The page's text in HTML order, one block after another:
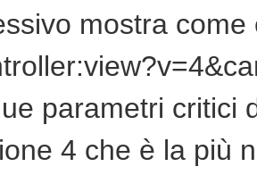
mostra
parametri critici
4 che è la più